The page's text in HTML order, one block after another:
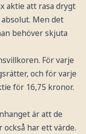
aktie att rasa drygt
Men det
behöver skjuta
För varje
och för varje
för 16,75 kronor.
är att de
har ett värde.